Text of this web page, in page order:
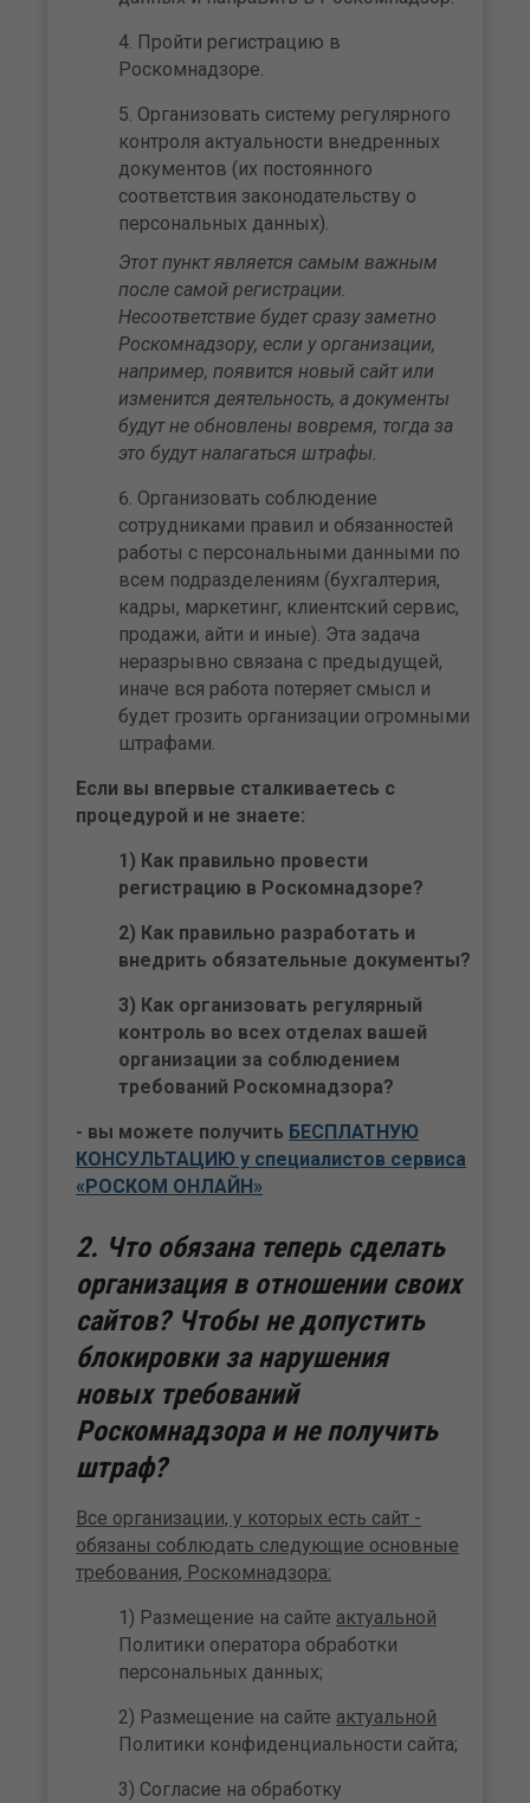
Пройти регистрацию в
Роскомнадзоре.
Организовать систему регулярного
контроля актуальности внедренных
документов (их постоянного
соответствия законодательству о
персональных данных).
Этот пункт является самым важным
после самой регистрации.
Несоответствие будет сразу заметно
Роскомнадзору, если у организации,
например, появится новый сайт или
изменится деятельность, а документы
будут не обновлены вовремя, тогда за
это будут налагаться штрафы.
Организовать соблюдение
сотрудниками правил и обязанностей
работы с персональными данными по
всем подразделениям (бухгалтерия,
кадры, маркетинг, клиентский сервис,
продажи, айти и иные). Эта задача
неразрывно связана с предыдущей,
иначе вся работа потеряет смысл и
будет грозить организации огромными
штрафами.
Если вы впервые сталкиваетесь с
процедурой и не знаете:
1) Как правильно провести
регистрацию в Роскомнадзоре?
2) Как правильно разработать и
внедрить обязательные документы?
3) Как организовать регулярный
контроль во всех отделах вашей
организации за соблюдением
требований Роскомнадзора?
- вы можете получить БЕСПЛАТНУЮ
КОНСУЛЬТАЦИЮ у специалистов сервиса
«РОСКОМ ОНЛАЙН»
2. Что обязана теперь сделать
организация в отношении своих
сайтов? Чтобы не допустить
блокировки за нарушения
новых требований
Роскомнадзора и не получить
штраф?
Все организации, у которых есть сайт -
обязаны соблюдать следующие основные
требования, Роскомнадзора:
1) Размещение на сайте актуальной
Политики оператора обработки
персональных данных;
2) Размещение на сайте актуальной
Политики конфиденциальности сайта;
3) Согласие на обработку